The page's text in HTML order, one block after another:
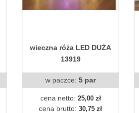
wieczna róża LED DUŻA
13919
w paczce: 5 par
cena netto: 25,00 zł
cena brutto: 30,75 zł